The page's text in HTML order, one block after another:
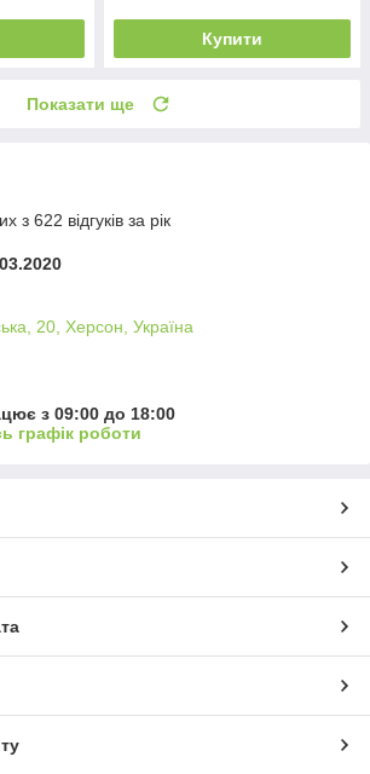
Купити
Показати ще
з 622 відгуків за рік
20, Херсон, Україна
з 09:00 до 18:00
графік роботи